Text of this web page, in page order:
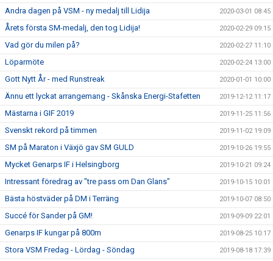
Andra dagen på VSM - ny medalj till Lidija 2020-03-01 08:45
Årets första SM-medalj, den tog Lidija! 2020-02-29 09:15
Vad gör du milen på? 2020-02-27 11:10
Löparmöte 2020-02-24 13:00
Gott Nytt År - med Runstreak 2020-01-01 10:00
Ännu ett lyckat arrangemang - Skånska Energi-Stafetten 2019-12-12 11:17
Mästarna i GIF 2019 2019-11-25 11:56
Svenskt rekord på timmen 2019-11-02 19:09
SM på Maraton i Växjö gav SM GULD 2019-10-26 19:55
Mycket Genarps IF i Helsingborg 2019-10-21 09:24
Intressant föredrag av "tre pass om Dan Glans" 2019-10-15 10:01
Bästa höstväder på DM i Terräng 2019-10-07 08:50
Succé för Sander på GM! 2019-09-09 22:01
Genarps IF kungar på 800m 2019-08-25 10:17
Stora VSM Fredag - Lördag - Söndag 2019-08-18 17:39